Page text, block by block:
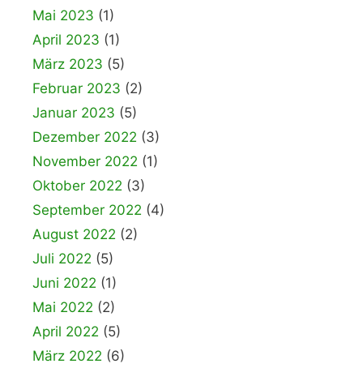
Mai 2023 (1)
April 2023 (1)
März 2023 (5)
Februar 2023 (2)
Januar 2023 (5)
Dezember 2022 (3)
November 2022 (1)
Oktober 2022 (3)
September 2022 (4)
August 2022 (2)
Juli 2022 (5)
Juni 2022 (1)
Mai 2022 (2)
April 2022 (5)
März 2022 (6)